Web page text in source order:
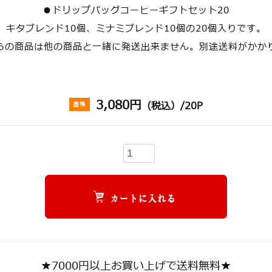
●ドリップバッグコーヒーギフトセット20
キタブレンド10個、ミナミブレンド10個の20個入りです。
の商品は他の商品と一緒に発送出来ません。別途送料がかか
価格 3,080円 （税込）/20P
★7000円以上お買い上げで送料無料★